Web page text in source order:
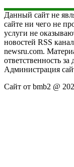
Данный сайт не
сайте ни чего не
услуги не
новостей RSS
newsru.com.
ответственность
Администрация
Сайт от bmb2 @